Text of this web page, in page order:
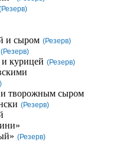
и сыром (Резерв)
(Резерв)
курицей (Резерв)
творожным сыром
(Резерв)
(Резерв)